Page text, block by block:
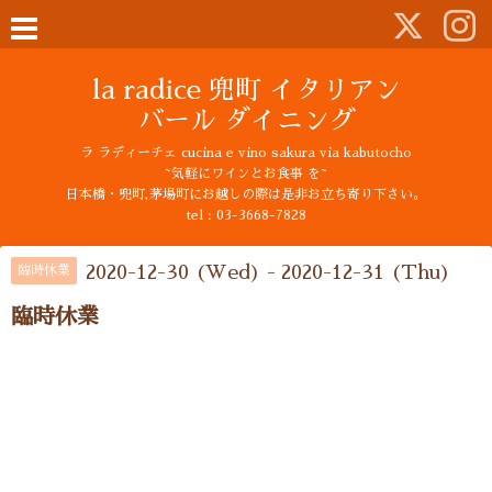
la radice 兜町 イタリアン
バール ダイニング
ラ ラディーチェ cucina e vino sakura via kabutocho
~気軽にワインとお食事 を~
日本橋・兜町,茅場町にお越しの際は是非お立ち寄り下さい。
tel : 03-3668-7828
臨時休業 2020-12-30 (Wed) - 2020-12-31 (Thu)
臨時休業